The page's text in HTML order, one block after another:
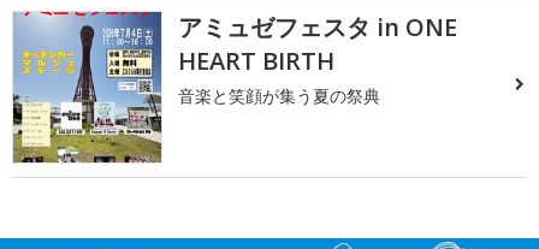
アミュゼフェスタ in ONE
HEART BIRTH
音楽と笑顔が集う夏の祭典